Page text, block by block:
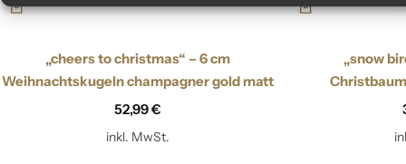
„cheers to christmas“ – 6 cm
Weihnachtskugeln champagner gold matt
52,99€
inkl. MwSt.
„snow